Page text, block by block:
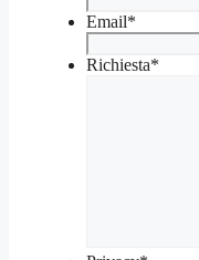
Email*
Richiesta*